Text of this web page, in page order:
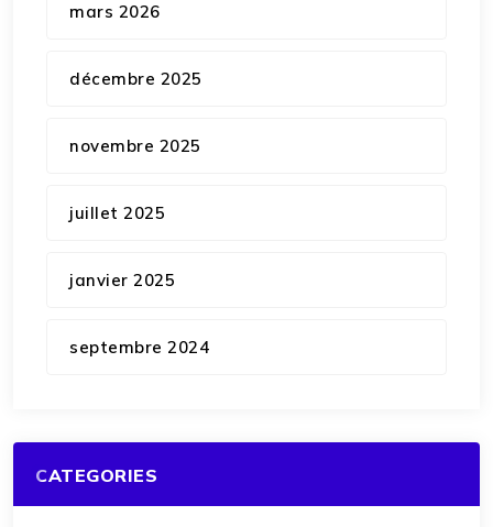
mars 2026
décembre 2025
novembre 2025
juillet 2025
janvier 2025
septembre 2024
CATEGORIES